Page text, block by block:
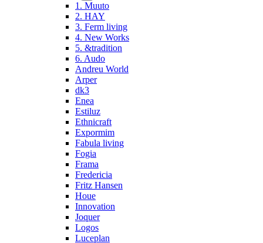
1. Muuto
2. HAY
3. Ferm living
4. New Works
5. &tradition
6. Audo
Andreu World
Arper
dk3
Enea
Estiluz
Ethnicraft
Expormim
Fabula living
Fogia
Frama
Fredericia
Fritz Hansen
Houe
Innovation
Joquer
Logos
Luceplan